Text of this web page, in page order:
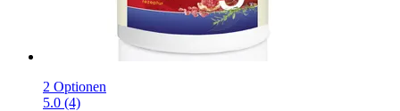
2 Optionen
5.0 (4)